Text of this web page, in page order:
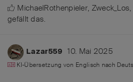
MichaelRothenpieler, Zweck_Los,
gefällt das.
Lazar559 10. Mai 2025
KI-Übersetzung von Englisch nach